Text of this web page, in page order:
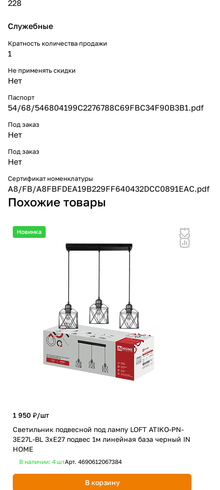
228
Служебные
Кратность количества продажи
1
Не применять скидки
Нет
Паспорт
54/68/546804199C2276788C69FBC34F90B3B1.pdf
Под заказ
Нет
Под заказ
Нет
Сертификат номенклатуры
A8/FB/A8FBFDEA19B229FF640432DCC0891EAC.pdf
Похожие товары
Новинка
1 950 ₽/шт
Светильник подвесной под лампу LOFT ATIKO-PN-
3E27L-BL 3хЕ27 подвес 1м линейная база черный IN
HOME
В наличии: 4 штАрт. 4690612067384
В корзину